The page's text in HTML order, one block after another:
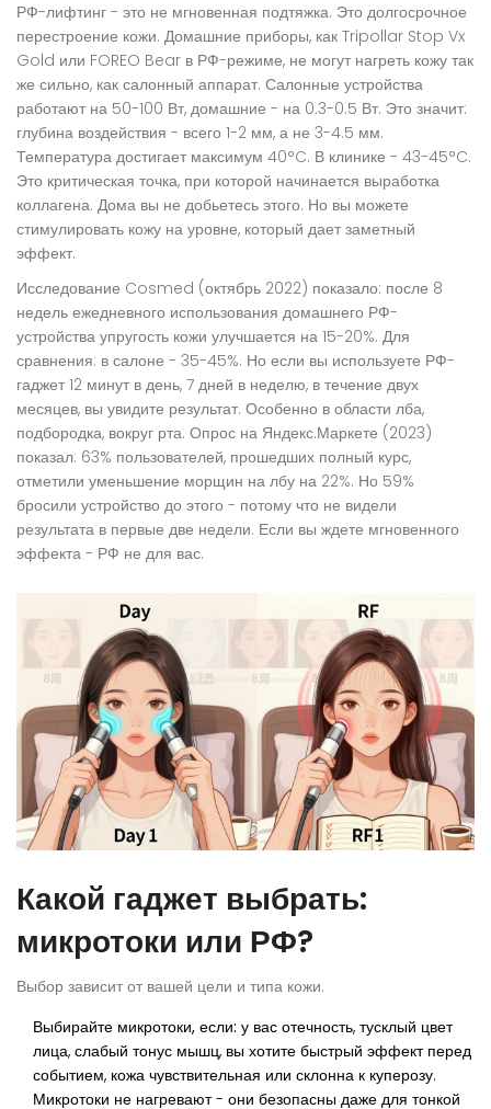
РФ-лифтинг - это не мгновенная подтяжка. Это долгосрочное
перестроение кожи. Домашние приборы, как Tripollar Stop Vx
Gold или FOREO Bear в РФ-режиме, не могут нагреть кожу так
же сильно, как салонный аппарат. Салонные устройства
работают на 50-100 Вт, домашние - на 0.3-0.5 Вт. Это значит:
глубина воздействия - всего 1-2 мм, а не 3-4.5 мм.
Температура достигает максимум 40°C. В клинике - 43-45°C.
Это критическая точка, при которой начинается выработка
коллагена. Дома вы не добьетесь этого. Но вы можете
стимулировать кожу на уровне, который дает заметный
эффект.
Исследование Cosmed (октябрь 2022) показало: после 8
недель ежедневного использования домашнего РФ-
устройства упругость кожи улучшается на 15-20%. Для
сравнения: в салоне - 35-45%. Но если вы используете РФ-
гаджет 12 минут в день, 7 дней в неделю, в течение двух
месяцев, вы увидите результат. Особенно в области лба,
подбородка, вокруг рта. Опрос на Яндекс.Маркете (2023)
показал: 63% пользователей, прошедших полный курс,
отметили уменьшение морщин на лбу на 22%. Но 59%
бросили устройство до этого - потому что не видели
результата в первые две недели. Если вы ждете мгновенного
эффекта - РФ не для вас.
Какой гаджет выбрать:
микротоки или РФ?
Выбор зависит от вашей цели и типа кожи.
Выбирайте микротоки, если: у вас отечность, тусклый цвет
лица, слабый тонус мышц, вы хотите быстрый эффект перед
событием, кожа чувствительная или склонна к куперозу.
Микротоки не нагревают - они безопасны даже для тонкой